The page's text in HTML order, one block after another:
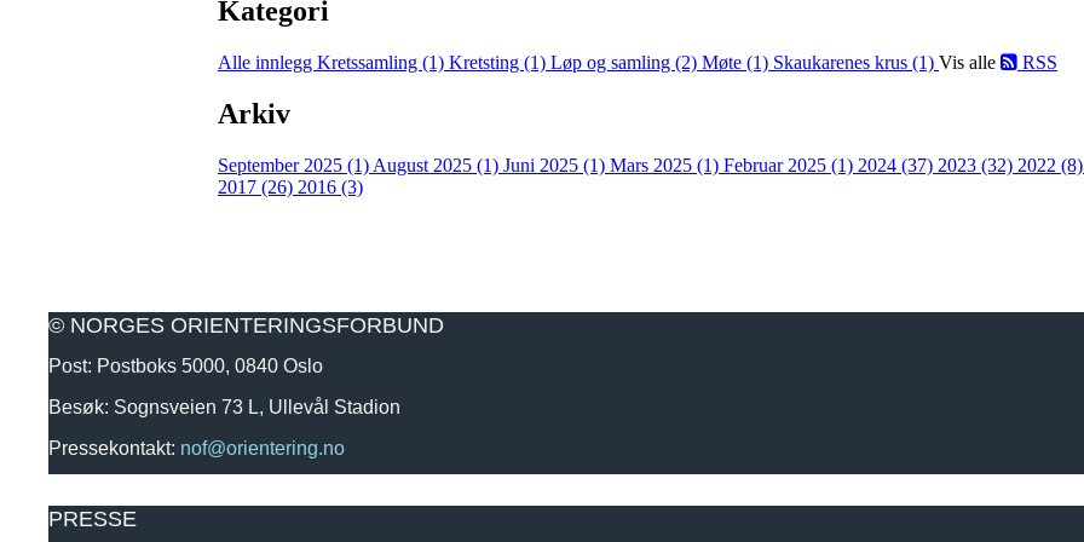
Kategori
Alle innlegg Kretssamling (1) Kretsting (1) Løp og samling (2) Møte (1) Skaukarenes krus (1) Vis alle RSS
Arkiv
September 2025 (1) August 2025 (1) Juni 2025 (1) Mars 2025 (1) Februar 2025 (1) 2024 (37) 2023 (32) 2022 (8)
2017 (26) 2016 (3)
© NORGES ORIENTERINGSFORBUND
Post: Postboks 5000, 0840 Oslo
Besøk: Sognsveien 73 L, Ullevål Stadion
Pressekontakt: nof@orientering.no
PRESSE